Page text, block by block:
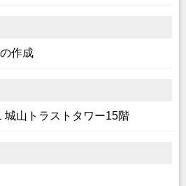
作成
城山トラストタワー15階